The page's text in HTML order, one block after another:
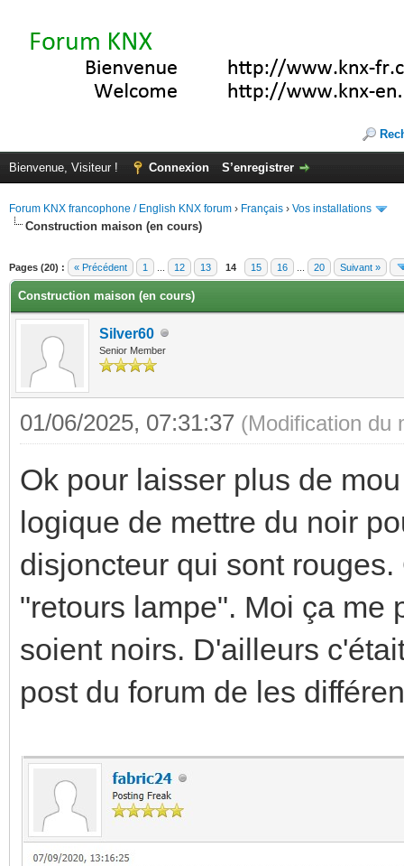
Bienvenue, Visiteur ! Connexion S’enregistrer
Forum KNX francophone / English KNX forum › Français › Vos installations
Construction maison (en cours)
Pages (20) : « Précédent 1 12 13 14 15 16 20 Suivant »
Construction maison (en cours)
Silver60
Senior Member
01/06/2025, 07:31:37 (Modification du
Ok pour laisser plus de
logique de mettre du noir
disjoncteur qui sont
"retours lampe". Moi ça me
soient noirs. D'ailleurs
post du forum de les